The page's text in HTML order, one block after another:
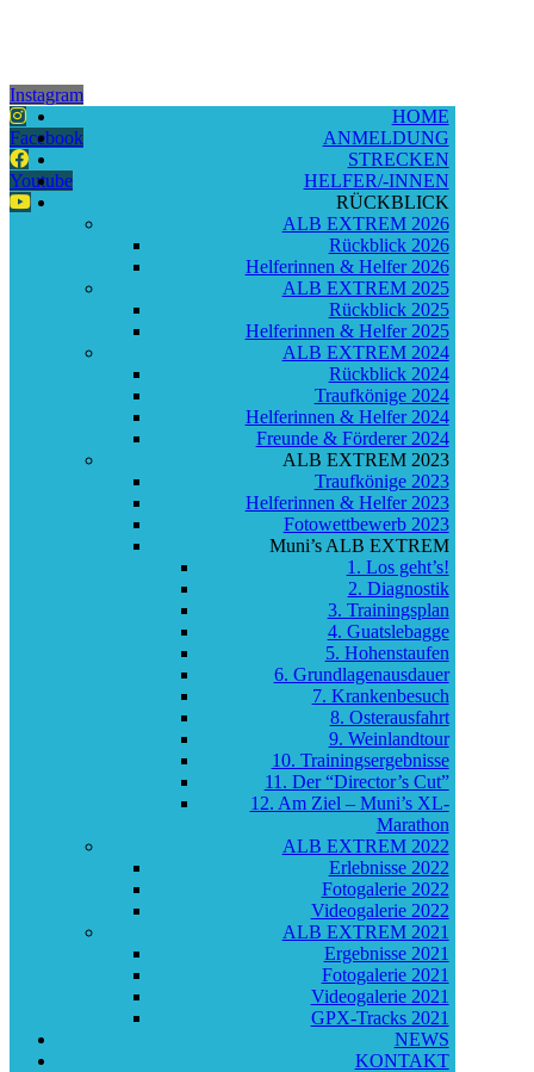
Instagram
Facebook
Youtube
HOME
ANMELDUNG
STRECKEN
HELFER/-INNEN
RÜCKBLICK
ALB EXTREM 2026
Rückblick 2026
Helferinnen & Helfer 2026
ALB EXTREM 2025
Rückblick 2025
Helferinnen & Helfer 2025
ALB EXTREM 2024
Rückblick 2024
Traufkönige 2024
Helferinnen & Helfer 2024
Freunde & Förderer 2024
ALB EXTREM 2023
Traufkönige 2023
Helferinnen & Helfer 2023
Fotowettbewerb 2023
Muni’s ALB EXTREM
1. Los geht’s!
2. Diagnostik
3. Trainingsplan
4. Guatslebagge
5. Hohenstaufen
6. Grundlagenausdauer
7. Krankenbesuch
8. Osterausfahrt
9. Weinlandtour
10. Trainingsergebnisse
11. Der “Director’s Cut”
12. Am Ziel – Muni’s XL-
Marathon
ALB EXTREM 2022
Erlebnisse 2022
Fotogalerie 2022
Videogalerie 2022
ALB EXTREM 2021
Ergebnisse 2021
Fotogalerie 2021
Videogalerie 2021
GPX-Tracks 2021
NEWS
KONTAKT